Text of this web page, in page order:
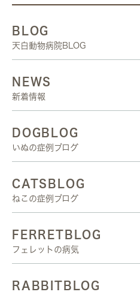
BLOG
天白動物病院BLOG
NEWS
新着情報
DOGBLOG
いぬの症例ブログ
CATSBLOG
ねこの症例ブログ
FERRETBLOG
フェレットの病気
RABBITBLOG